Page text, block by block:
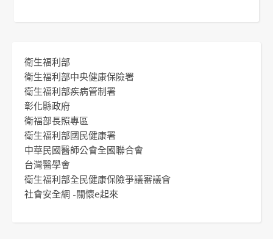
衛生福利部
衛生福利部中央健康保險署
衛生福利部疾病管制署
彰化縣政府
衛福部長照專區
衛生福利部國民健康署
中華民國醫師公會全國聯合會
台灣醫學會
衛生福利部全民健康保險爭議審議會
社會安全網 -關懷e起來